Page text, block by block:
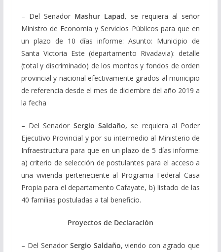
– Del Senador Mashur Lapad, se requiera al señor
Ministro de Economía y Servicios Públicos para que en
un plazo de 10 días informe: Asunto: Municipio de
Santa Victoria Este (departamento Rivadavia): detalle
(total y discriminado) de los montos y fondos de orden
provincial y nacional efectivamente girados al municipio
de referencia desde el mes de diciembre del año 2019 a
la fecha
– Del Senador Sergio Saldaño, se requiera al Poder
Ejecutivo Provincial y por su intermedio al Ministerio de
Infraestructura para que en un plazo de 5 días informe:
a) criterio de selección de postulantes para el acceso a
una vivienda perteneciente al Programa Federal Casa
Propia para el departamento Cafayate, b) listado de las
40 familias postuladas a tal beneficio.
Proyectos de Declaración
– Del Senador Sergio Saldaño, viendo con agrado que